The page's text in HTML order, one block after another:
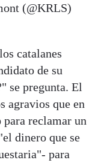
(@KRLS)
catalanes
de su
se pregunta. El
agravios que en
reclamar un
dinero que se
para